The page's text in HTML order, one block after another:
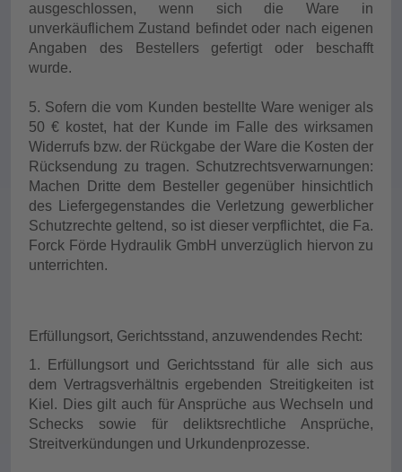
ausgeschlossen, wenn sich die Ware in
unverkäuflichem Zustand befindet oder nach eigenen
Angaben des Bestellers gefertigt oder beschafft
wurde.
5. Sofern die vom Kunden bestellte Ware weniger als
50 € kostet, hat der Kunde im Falle des wirksamen
Widerrufs bzw. der Rückgabe der Ware die Kosten der
Rücksendung zu tragen. Schutzrechtsverwarnungen:
Machen Dritte dem Besteller gegenüber hinsichtlich
des Liefergegenstandes die Verletzung gewerblicher
Schutzrechte geltend, so ist dieser verpflichtet, die Fa.
Forck Förde Hydraulik GmbH unverzüglich hiervon zu
unterrichten.
Erfüllungsort, Gerichtsstand, anzuwendendes Recht:
1. Erfüllungsort und Gerichtsstand für alle sich aus
dem Vertragsverhältnis ergebenden Streitigkeiten ist
Kiel. Dies gilt auch für Ansprüche aus Wechseln und
Schecks sowie für deliktsrechtliche Ansprüche,
Streitverkündungen und Urkundenprozesse.